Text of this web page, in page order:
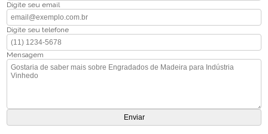
Digite seu email
Digite seu telefone
Mensagem